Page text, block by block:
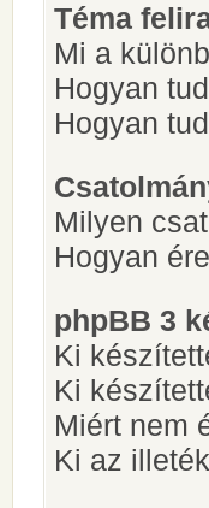
Téma
Mi a
Hogyan
Hogyan
Milyen
Hogyan
phpBB 3
Ki
Ki
Miért nem
Ki az